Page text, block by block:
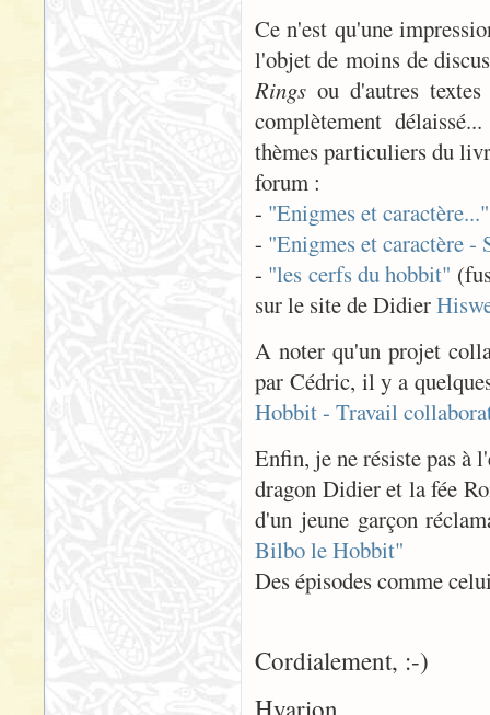
Ce n'est qu'une
l'objet de moins de
Rings ou d'autres
complètement
thèmes particuliers du
forum :
- "Enigmes et caractère..."
- "Enigmes et caractère -
- "les cerfs du hobbit"
sur le site de Didier
A noter qu'un projet
par Cédric, il y a
Hobbit - Travail
Enfin, je ne résiste pas à
dragon Didier et la fée
d'un jeune garçon
Bilbo le Hobbit"
Des épisodes comme
Cordialement, :-)